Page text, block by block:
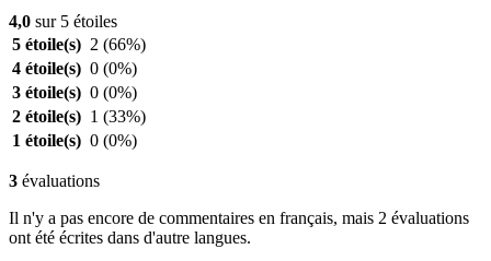
4,0 sur 5 étoiles
5 étoile(s) 2 (66%)
4 étoile(s) 0 (0%)
3 étoile(s) 0 (0%)
2 étoile(s) 1 (33%)
1 étoile(s) 0 (0%)
3 évaluations
Il n'y a pas encore de commentaires en français, mais 2 évaluations
ont été écrites dans d'autre langues.